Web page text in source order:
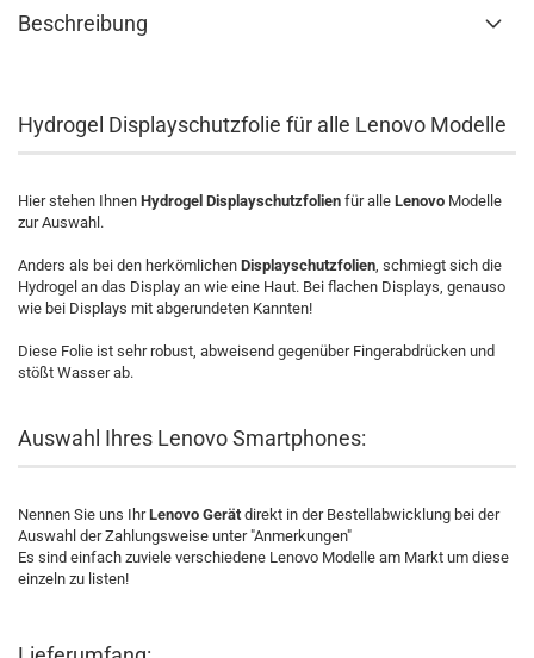
Beschreibung
Hydrogel Displayschutzfolie für alle Lenovo Modelle
Hier stehen Ihnen Hydrogel Displayschutzfolien für alle Lenovo Modelle
zur Auswahl.
Anders als bei den herkömlichen Displayschutzfolien, schmiegt sich die
Hydrogel an das Display an wie eine Haut. Bei flachen Displays, genauso
wie bei Displays mit abgerundeten Kannten!
Diese Folie ist sehr robust, abweisend gegenüber Fingerabdrücken und
stößt Wasser ab.
Auswahl Ihres Lenovo Smartphones:
Nennen Sie uns IhrLenovo Gerätdirekt in der Bestellabwicklung bei der
Auswahl der Zahlungsweise unter "Anmerkungen"
Es sind einfach zuviele verschiedene Lenovo Modelle am Markt um diese
einzeln zu listen!